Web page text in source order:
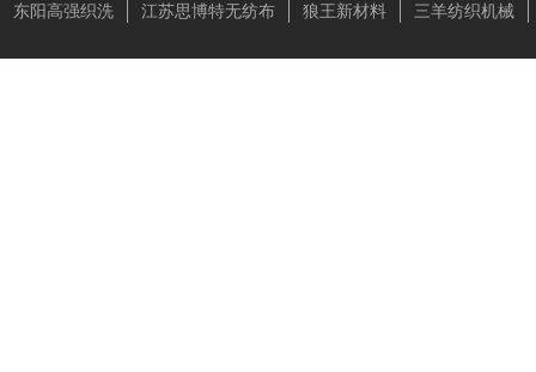
东阳高强织洗
江苏思博特无纺布 狼王新材料 三羊纺织机械